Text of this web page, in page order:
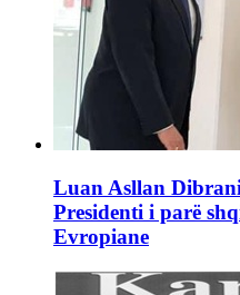
Luan Asllan
Presidenti i parë
Evropiane